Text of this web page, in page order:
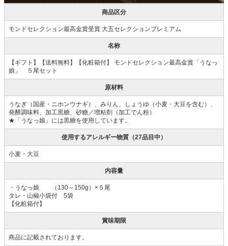
商品区分
モンドセレクション最高金賞受賞 大五セレクションプレミアム
名称
【ギフト】【送料無料】【化粧箱付】 モンドセレクション最高金賞「うなっ
娘」 ５尾セット
原材料
うなぎ（国産・ニホンウナギ）、みりん、しょうゆ（小麦・大豆を含む）、
発酵調味料、加工黒糖、砂糖／増粘剤（加工でん粉）
★「うなっ娘」には黒糖を使用しています。
使用するアレルギー物質（27品目中）
小麦・大豆
内容量
・うなっ娘 （130～150g）×５尾
タレ・山椒小袋付 5袋
【化粧箱付】
賞味期限
商品に記載されております。